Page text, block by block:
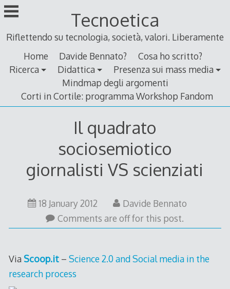
Skip
to
Tecnoetica
Riflettendo su tecnologia, società, valori. Liberamente
Home
Davide Bennato?
Cosa ho scritto?
Ricerca
Didattica
Presenza sui mass media
Mindmap degli argomenti
Corti in Cortile: programma Workshop Fandom
Il quadrato
sociosemiotico
giornalisti VS scienziati
18 January 2012
Davide Bennato
Comments are off for this post.
Via Scoop.it– Science 2.0 and Social media in the
research process